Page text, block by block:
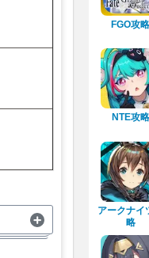
FGO攻略
NTE攻略
アークナイ
略